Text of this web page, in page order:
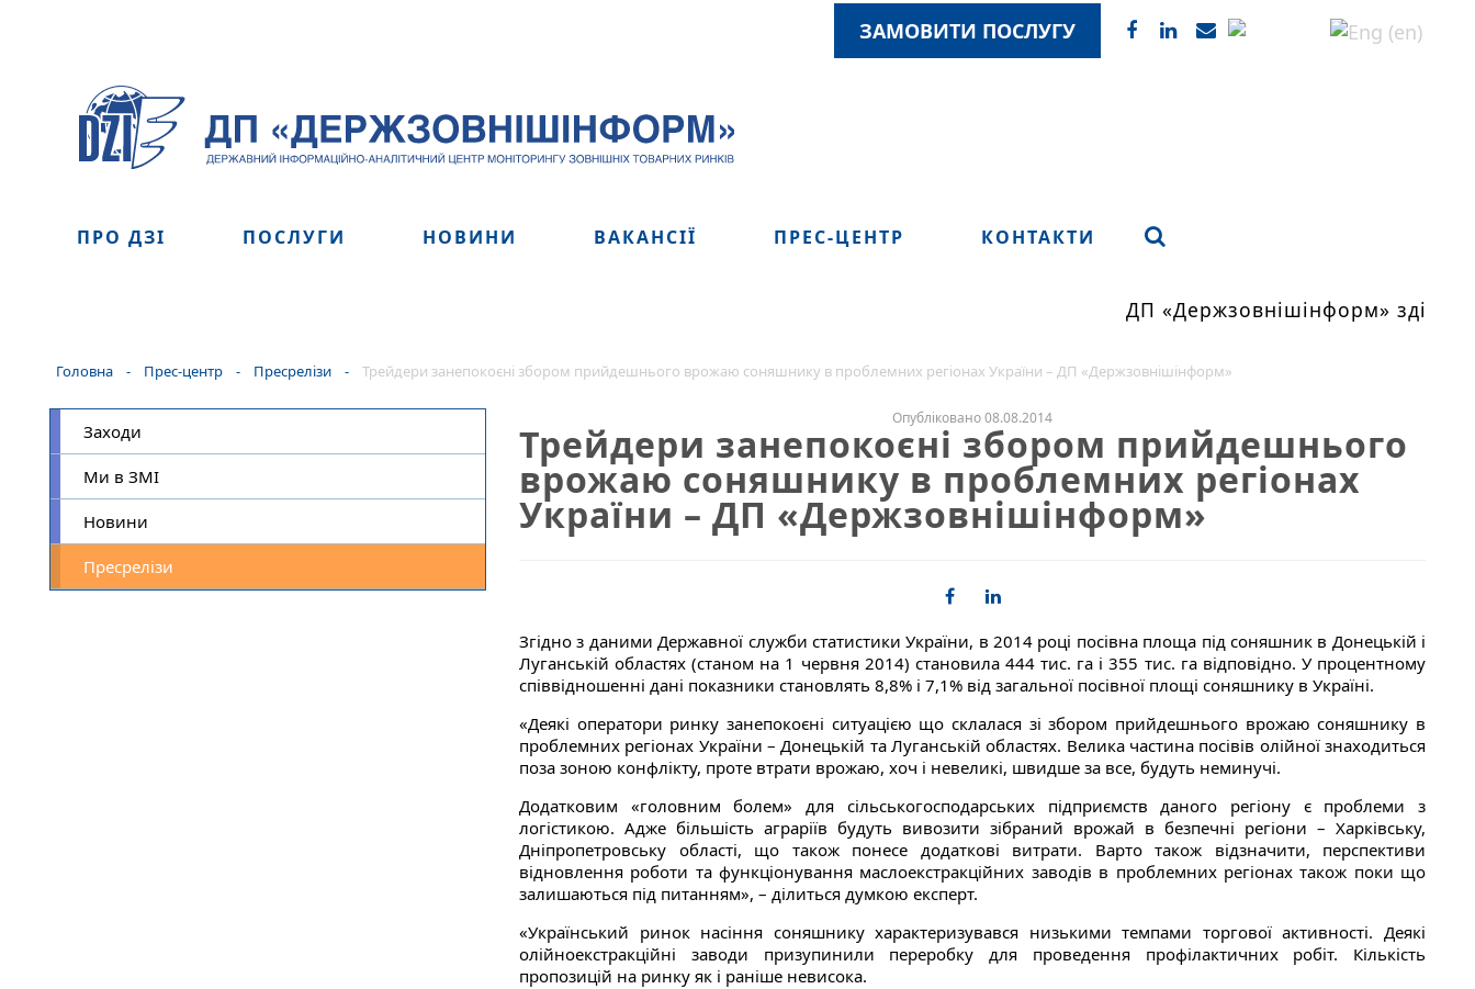
ЗАМОВИТИ ПОСЛУГУ
ПРО ДЗІ ПОСЛУГИ НОВИНИ ВАКАНСІЇ ПРЕС-ЦЕНТР КОНТАКТИ
ДП «Держзовнішінформ»
Головна - Прес-центр - Пресрелізи - Трейдери занепокоєні збором прийдешнього врожаю соняшнику в проблемних регіонах України – ДП «Держзовнішінформ»
Заходи
Ми в ЗМІ
Новини
Пресрелізи
Опубліковано 08.08.2014
Трейдери занепокоєні збором прийдешнього
врожаю соняшнику в проблемних регіонах
України – ДП «Держзовнішінформ»
Згідно з даними Державної служби статистики України, в 2014 році посівна площа під соняшник в Донецькій і
Луганській областях (станом на 1 червня 2014) становила 444 тис. га і 355 тис. га відповідно. У процентному
співвідношенні дані показники становлять 8,8% і 7,1% від загальної посівної площі соняшнику в Україні.
«Деякі оператори ринку занепокоєні ситуацією що склалася зі збором прийдешнього врожаю соняшнику в
проблемних регіонах України – Донецькій та Луганській областях. Велика частина посівів олійної знаходиться
поза зоною конфлікту, проте втрати врожаю, хоч і невеликі, швидше за все, будуть неминучі.
Додатковим «головним болем» для сільськогосподарських підприємств даного регіону є проблеми з
логістикою. Адже більшість аграріїв будуть вивозити зібраний врожай в безпечні регіони – Харківську,
Дніпропетровську області, що також понесе додаткові витрати. Варто також відзначити, перспективи
відновлення роботи та функціонування маслоекстракційних заводів в проблемних регіонах також поки що
залишаються під питанням», – ділиться думкою експерт.
«Український ринок насіння соняшнику характеризувався низькими темпами торгової активності. Деякі
олійноекстракційні заводи призупинили переробку для проведення профілактичних робіт. Кількість
пропозицій на ринку як і раніше невисока.